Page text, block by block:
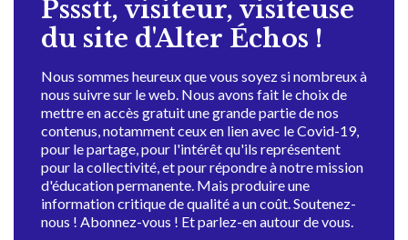
Pssstt, visiteur, visiteuse
du site d'Alter Échos !
Nous sommes heureux que vous soyez si nombreux à
nous suivre sur le web. Nous avons fait le choix de
mettre en accès gratuit une grande partie de nos
contenus, notamment ceux en lien avec le Covid-19,
pour le partage, pour l'intérêt qu'ils représentent
pour la collectivité, et pour répondre à notre mission
d'éducation permanente. Mais produire une
information critique de qualité a un coût. Soutenez-
nous ! Abonnez-vous ! Et parlez-en autour de vous.